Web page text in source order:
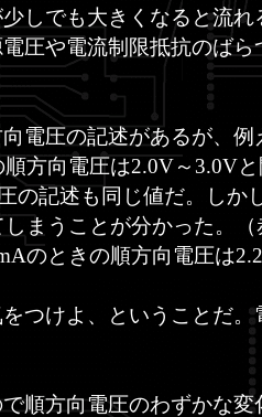
しでも大きくなると流
圧や電流制限抵抗のば
圧の記述があるが、例
方向電圧は2.0V～3.0V
の記述も同じ値だ。し
まうことが分かった。
のときの順方向電圧は
つけよ、ということだ
順方向電圧のわずかな